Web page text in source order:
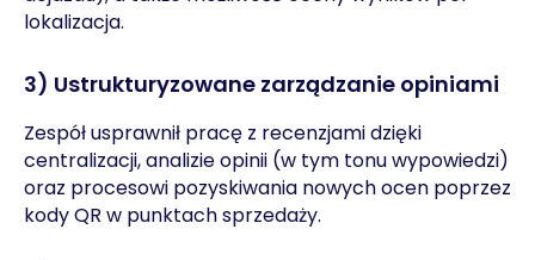
lokalizacja.
3) Ustrukturyzowane zarządzanie opiniami
Zespół usprawnił pracę z recenzjami dzięki
centralizacji, analizie opinii (w tym tonu wypowiedzi)
oraz procesowi pozyskiwania nowych ocen poprzez
kody QR w punktach sprzedaży.